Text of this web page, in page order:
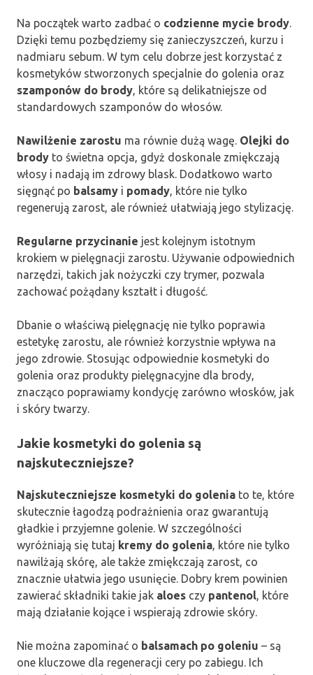
Na początek warto zadbać o codzienne mycie brody.
Dzięki temu pozbędziemy się zanieczyszczeń, kurzu i
nadmiaru sebum. W tym celu dobrze jest korzystać z
kosmetyków stworzonych specjalnie do golenia oraz
szamponów do brody, które są delikatniejsze od
standardowych szamponów do włosów.
Nawilżenie zarostu ma równie dużą wagę. Olejki do
brody to świetna opcja, gdyż doskonale zmiękczają
włosy i nadają im zdrowy blask. Dodatkowo warto
sięgnąć po balsamy i pomady, które nie tylko
regenerują zarost, ale również ułatwiają jego stylizację.
Regularne przycinanie jest kolejnym istotnym
krokiem w pielęgnacji zarostu. Używanie odpowiednich
narzędzi, takich jak nożyczki czy trymer, pozwala
zachować pożądany kształt i długość.
Dbanie o właściwą pielęgnację nie tylko poprawia
estetykę zarostu, ale również korzystnie wpływa na
jego zdrowie. Stosując odpowiednie kosmetyki do
golenia oraz produkty pielęgnacyjne dla brody,
znacząco poprawiamy kondycję zarówno włosków, jak
i skóry twarzy.
Jakie kosmetyki do golenia są
najskuteczniejsze?
Najskuteczniejsze kosmetyki do golenia to te, które
skutecznie łagodzą podrażnienia oraz gwarantują
gładkie i przyjemne golenie. W szczególności
wyróżniają się tutaj kremy do golenia, które nie tylko
nawilżają skórę, ale także zmiękczają zarost, co
znacznie ułatwia jego usunięcie. Dobry krem powinien
zawierać składniki takie jak aloes czy pantenol, które
mają działanie kojące i wspierają zdrowie skóry.
Nie można zapominać o balsamach po goleniu – są
one kluczowe dla regeneracji cery po zabiegu. Ich